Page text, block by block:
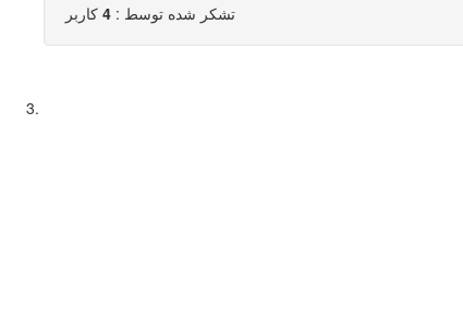
تشکر شده توسط : 4 کاربر